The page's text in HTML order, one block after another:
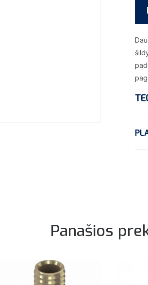
Panašios